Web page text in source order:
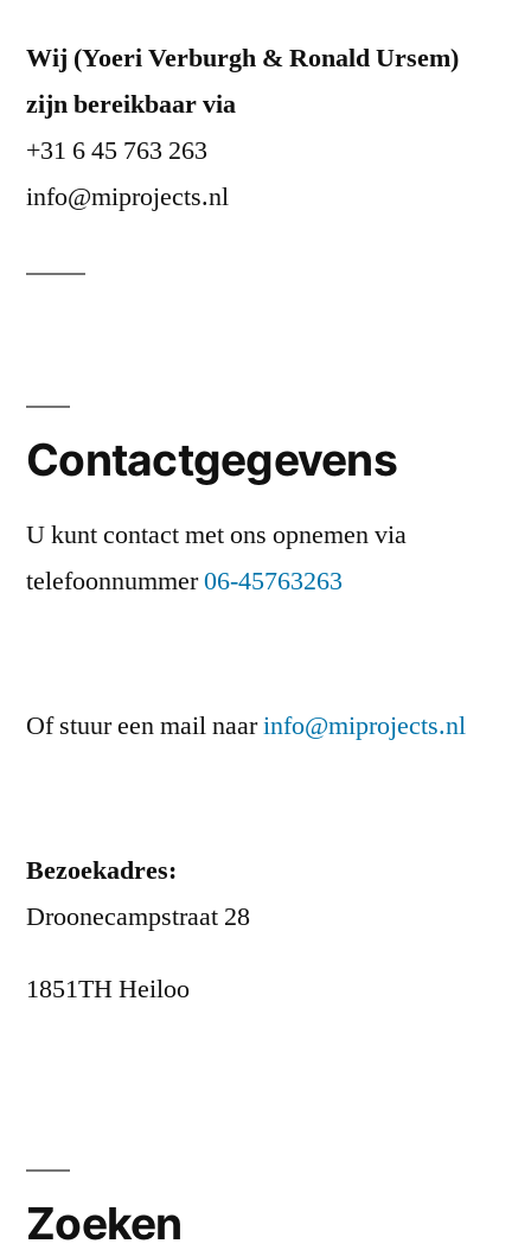
Wij (Yoeri Verburgh & Ronald Ursem)
zijn bereikbaar via
+31 6 45 763 263
info@miprojects.nl
Contactgegevens
U kunt contact met ons opnemen via
telefoonnummer06-45763263
Of stuur een mail naarinfo@miprojects.nl
Bezoekadres:
Droonecampstraat 28
1851TH Heiloo
Zoeken